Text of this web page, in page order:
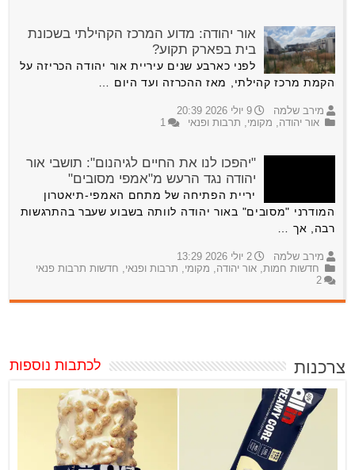
אור יהודה: מדוע המרכז הקהילתי בשכונת
בית בפארק תקוע?
לפני כארבע שנים עיריית אור יהודה הכריזה על
הקמת מרכז קהילתי, מאז ההכרזה ועד היום …
מירב שלמה
9 יולי 2026 20:39
אור יהודה, מקומי, תרבות ופנאי 1
"יהפכו לנו את החיים לגיהנום": תושבי אור
יהודה נגד הרעש מ"אמפי מסובים"
יריית הפתיחה של מתחם האמפי-תיאטרון
המודרני "מסובים" באור יהודה לוותה בשבוע שעבר בהתרגשות
רבה, אך …
מירב שלמה
2 יולי 2026 13:29
חדשות חמות, אור יהודה, מקומי, תרבות ופנאי, חדשות תרבות פנאי
2
צרכנות לכתבות נוספות